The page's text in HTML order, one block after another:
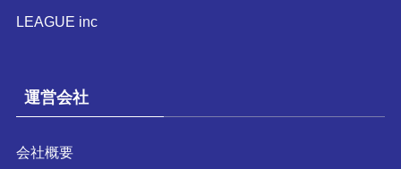
LEAGUE inc
運営会社
会社概要